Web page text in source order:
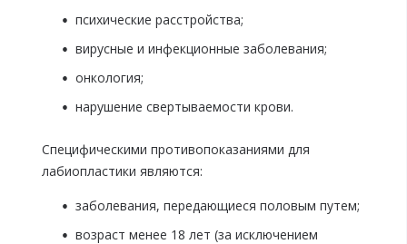
психические расстройства;
вирусные и инфекционные заболевания;
онкология;
нарушение свертываемости крови.
Специфическими противопоказаниями для
лабиопластики являются:
заболевания, передающиеся половым путем;
возраст менее 18 лет (за исключением